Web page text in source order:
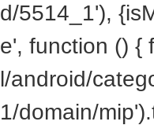
d/5514_1'),
e', function () {
l/android/
1/domain/